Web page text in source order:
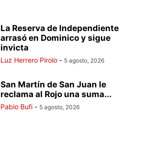
La Reserva de Independiente
arrasó en Dominico y sigue
invicta
Luz Herrero Pirolo - 5 agosto, 2026
San Martín de San Juan le
reclama al Rojo una suma...
Pablo Bufi - 5 agosto, 2026